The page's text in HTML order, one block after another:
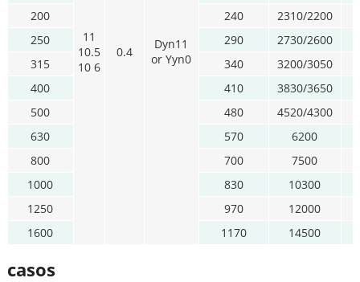
11
10.5
10 6
0.4
Dyn11
or Yyn0
200
240 2310/2200
250
290 2730/2600
315
340 3200/3050
400
410 3830/3650
500
480 4520/4300
630
570 6200
800
700 7500
1000
830 10300
1250
970 12000
1600
1170 14500
casos